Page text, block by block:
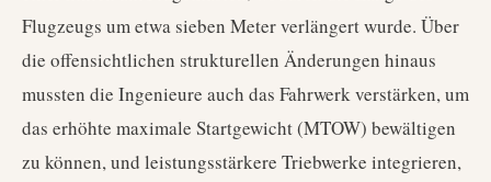
Flugzeugs um etwa sieben Meter verlängert wurde. Über
die offensichtlichen strukturellen Änderungen hinaus
mussten die Ingenieure auch das Fahrwerk verstärken, um
das erhöhte maximale Startgewicht (MTOW) bewältigen
zu können, und leistungsstärkere Triebwerke integrieren,